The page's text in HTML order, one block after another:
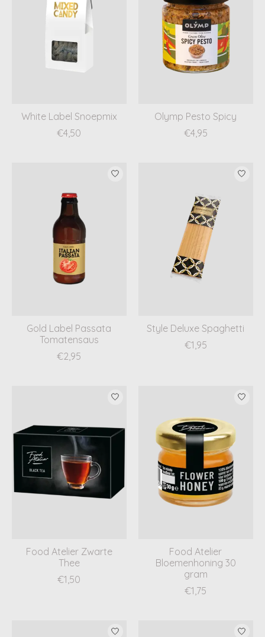
White Label Snoepmix
€4,50
Olymp Pesto Spicy
€4,95
Gold Label Passata
Tomatensaus
€2,95
Style Deluxe Spaghetti
€1,95
Food Atelier Zwarte
Thee
€1,50
Food Atelier
Bloemenhoning 30
gram
€1,75